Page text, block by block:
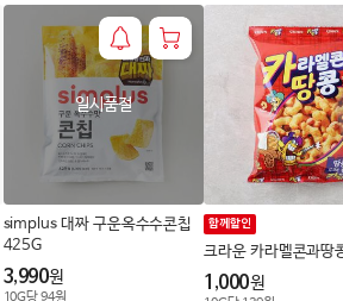
simplus 대짜 구운옥수수콘칩
425G
일시품절
3,990원
10G당94원
크라운 카라멜콘과땅
함께할인
1,000원